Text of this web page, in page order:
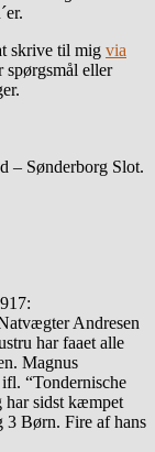
skrive til mig via
spørgsmål eller
– Sønderborg Slot.
Andresen
har faaet alle
Magnus
“Tondernische
har sidst kæmpet
3 Børn. Fire af hans